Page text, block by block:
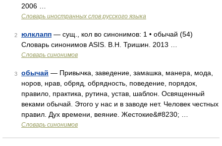
2006 …
Словарь иностранных слов русского языка
2 юлклапп — сущ., кол во синонимов: 1 • обычай (54)
Словарь синонимов ASIS. В.Н. Тришин. 2013 …
Словарь синонимов
3 обычай — Привычка, заведение, замашка, манера, мода,
норов, нрав, обряд, обрядность, поведение, порядок,
правило, практика, рутина, устав, шаблон. Освященный
веками обычай. Этого у нас и в заводе нет. Человек честных
правил. Дух времени, веяние. Жестокие&#8230; …
Словарь синонимов